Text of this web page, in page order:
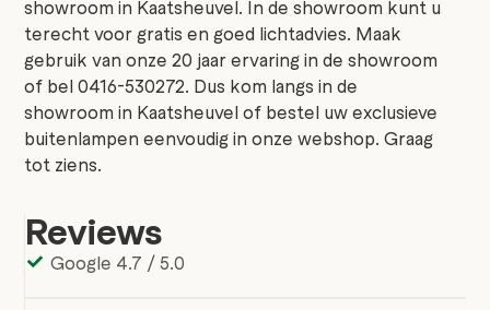
showroom in Kaatsheuvel. In de showroom kunt u
terecht voor gratis en goed lichtadvies. Maak
gebruik van onze 20 jaar ervaring in de showroom
of bel 0416-530272. Dus kom langs in de
showroom in Kaatsheuvel of bestel uw exclusieve
buitenlampen eenvoudig in onze webshop. Graag
tot ziens.
Reviews
Google 4.7 / 5.0